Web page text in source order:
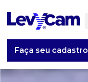
Faça seu cadastro